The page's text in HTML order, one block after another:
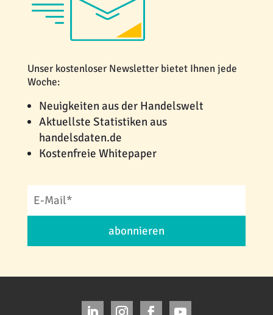
Unser kostenloser Newsletter bietet Ihnen jede
Woche:
Neuigkeiten aus der Handelswelt
Aktuellste Statistiken aus
handelsdaten.de
Kostenfreie Whitepaper
abonnieren